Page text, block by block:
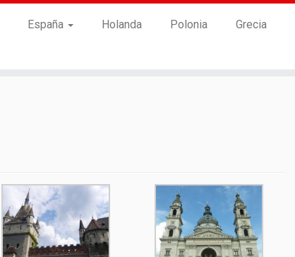
España Holanda Polonia Grecia